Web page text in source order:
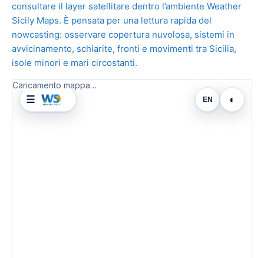
consultare il layer satellitare dentro l’ambiente Weather
Sicily Maps. È pensata per una lettura rapida del
nowcasting: osservare copertura nuvolosa, sistemi in
avvicinamento, schiarite, fronti e movimenti tra Sicilia,
isole minori e mari circostanti.